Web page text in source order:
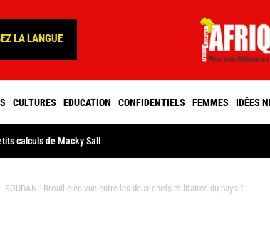
LA LANGUE
CULTURES EDUCATION CONFIDENTIELS FEMMES IDÉES
calculs de Macky Sall
SOUDAN : Brouille en vue entre les deux chefs militaires du pays ?